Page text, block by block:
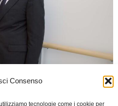
Consenso
tecnologie come i cookie per
0
Il dialogo ripercorre i principali